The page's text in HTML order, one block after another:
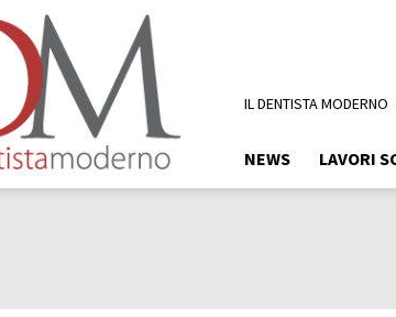
NEWS LAVORI
IL DENTISTA MODERNO